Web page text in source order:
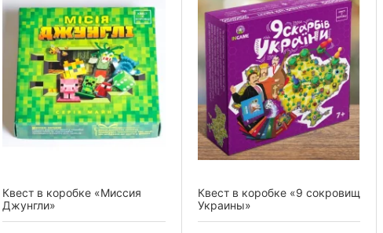
Квест в коробке «Миссия
Джунгли»
Квест в коробке «9 сокровищ
Украины»